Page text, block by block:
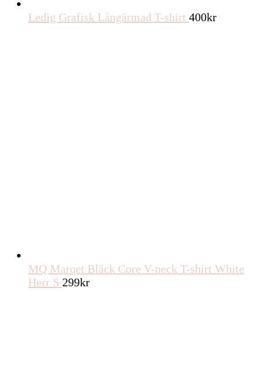
Ledig Grafisk Långärmad T-shirt 400kr
MQ Marqet Bläck Core V-neck T-shirt White
Herr S 299kr